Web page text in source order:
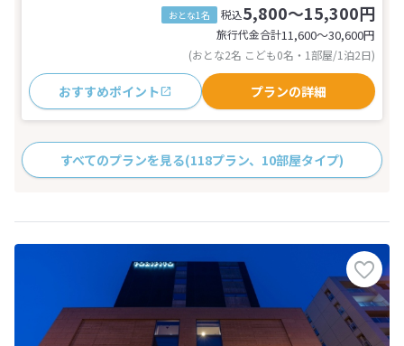
おとな1名 税込5,800～15,300円
旅行代金合計11,600〜30,600円
(おとな2名 こども0名・1部屋/1泊2日)
おすすめポイント プランの詳細
すべてのプランを見る(118プラン、10部屋タイプ)